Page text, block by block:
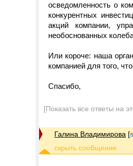
осведомленность о
конкурентных
акций компании,
необоснованных
Или короче: наша
компанией для того,
Спасибо,
[Показать все ответы на
Галина Владимирова [